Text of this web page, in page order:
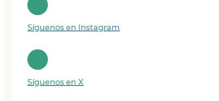
Síguenos en Instagram
Síguenos en X